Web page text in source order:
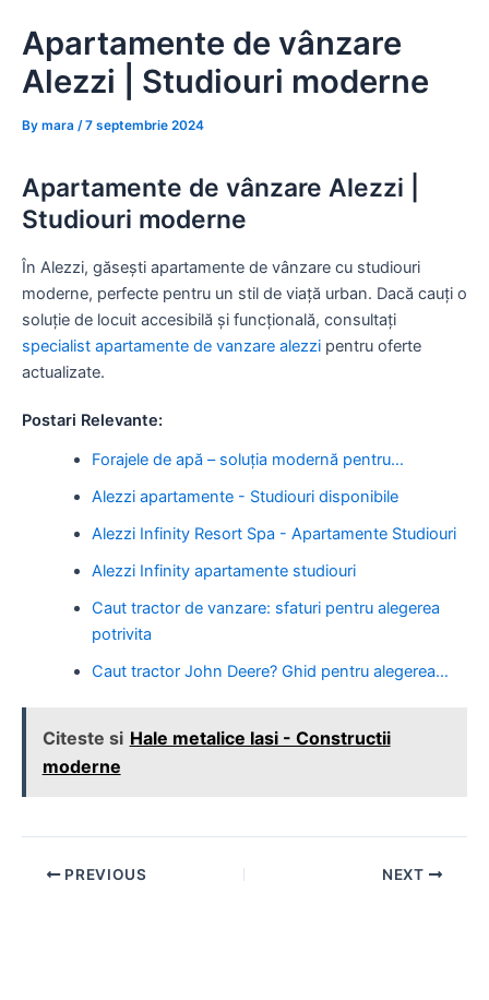
content
Apartamente de vânzare
Alezzi | Studiouri moderne
By mara /7 septembrie 2024
Apartamente de vânzare Alezzi |
Studiouri moderne
În Alezzi, găsești apartamente de vânzare cu studiouri
moderne, perfecte pentru un stil de viață urban. Dacă cauți o
soluție de locuit accesibilă și funcțională, consultați
specialist apartamente de vanzare alezzi pentru oferte
actualizate.
Postari Relevante:
Forajele de apă – soluția modernă pentru…
Alezzi apartamente - Studiouri disponibile
Alezzi Infinity Resort Spa - Apartamente Studiouri
Alezzi Infinity apartamente studiouri
Caut tractor de vanzare: sfaturi pentru alegerea
potrivita
Caut tractor John Deere? Ghid pentru alegerea…
Citeste si Hale metalice Iasi - Constructii
moderne
Post PREVIOUS NEXT